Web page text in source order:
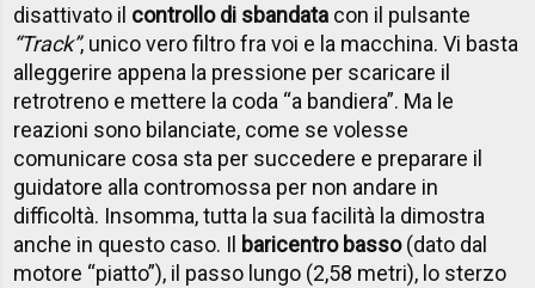
disattivato il controllo di sbandata con il pulsante
“Track”, unico vero filtro fra voi e la macchina. Vi basta
alleggerire appena la pressione per scaricare il
retrotreno e mettere la coda “a bandiera”. Ma le
reazioni sono bilanciate, come se volesse
comunicare cosa sta per succedere e preparare il
guidatore alla contromossa per non andare in
difficoltà. Insomma, tutta la sua facilità la dimostra
anche in questo caso. Il baricentro basso(dato dal
motore “piatto”), il passo lungo (2,58 metri), lo sterzo